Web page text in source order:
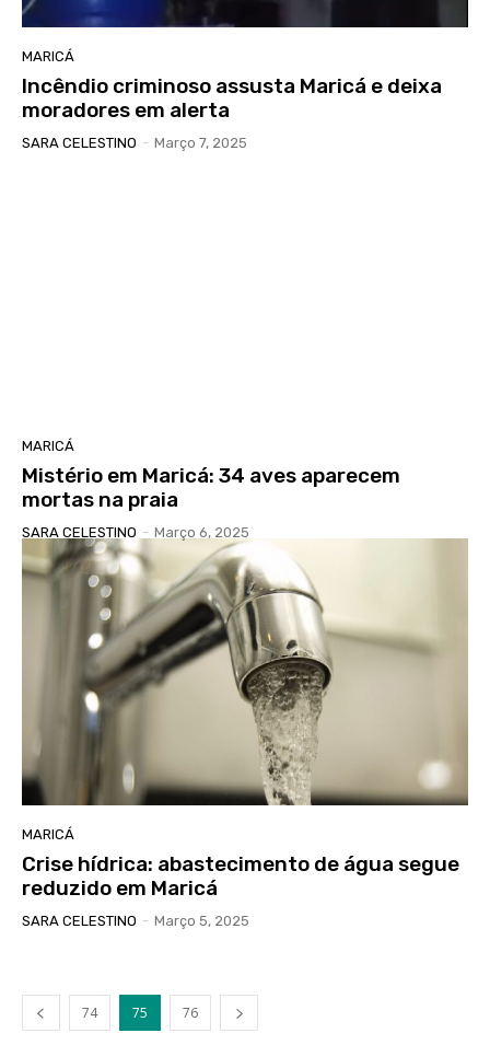
MARICÁ
Incêndio criminoso assusta Maricá e deixa
moradores em alerta
SARA CELESTINO - Março 7, 2025
MARICÁ
Mistério em Maricá: 34 aves aparecem
mortas na praia
SARA CELESTINO - Março 6, 2025
MARICÁ
Crise hídrica: abastecimento de água segue
reduzido em Maricá
SARA CELESTINO - Março 5, 2025
74 75 76